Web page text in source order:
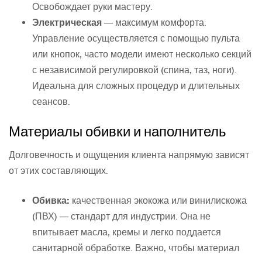
Освобождает руки мастеру.
Электрическая — максимум комфорта.
Управление осуществляется с помощью пульта
или кнопок, часто модели имеют несколько секций
с независимой регулировкой (спина, таз, ноги).
Идеальна для сложных процедур и длительных
сеансов.
Материалы обивки и наполнитель
Долговечность и ощущения клиента напрямую зависят
от этих составляющих.
Обивка: качественная экокожа или винилискожа
(ПВХ) — стандарт для индустрии. Она не
впитывает масла, кремы и легко поддается
санитарной обработке. Важно, чтобы материал